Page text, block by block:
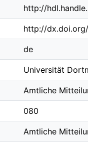
http://
http://
de
Universität
Amtliche
080
Amtliche